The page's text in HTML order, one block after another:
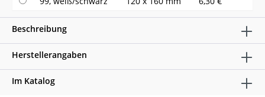
Beschreibung
Herstellerangaben
Im Katalog